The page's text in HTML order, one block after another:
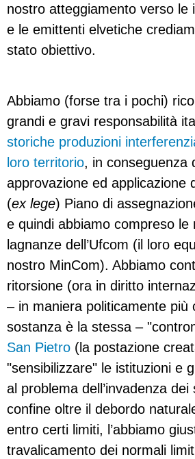
nostro atteggiamento verso le
e le emittenti elvetiche
stato obiettivo.
Abbiamo (forse tra i pochi)
grandi e gravi responsabilità
storiche produzioni
loro territorio, in conseguenza
approvazione ed applicazione
(ex lege) Piano di
e quindi abbiamo compreso le
lagnanze dell’Ufcom (il loro
nostro MinCom). Abbiamo
ritorsione (ora in diritto
– in maniera politicamente più
sostanza è la stessa –
San Pietro (la postazione
"sensibilizzare" le istituzioni e
al problema dell’invadenza dei
confine oltre il debordo
entro certi limiti, l’abbiamo
travalicamento dei normali